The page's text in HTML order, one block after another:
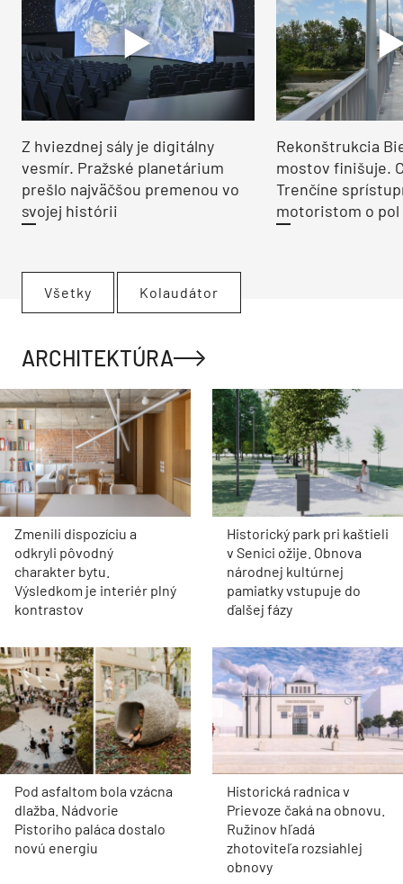
Z hviezdnej sály je digitálny
vesmír. Pražské planetárium
prešlo najväčšou premenou vo
svojej histórii
Rekonštrukcia
mostov finišuje.
Trenčíne
motoristom o pol
Všetky Kolaudátor
ARCHITEKTÚRA
Zmenili dispozíciu a
odkryli pôvodný
charakter bytu.
Výsledkom je interiér plný
kontrastov
Historický park pri kaštieli
v Senici ožije. Obnova
národnej kultúrnej
pamiatky vstupuje do
ďalšej fázy
Pod asfaltom bola vzácna
dlažba. Nádvorie
Pistoriho paláca dostalo
novú energiu
Historická radnica v
Prievoze čaká na obnovu.
Ružinov hľadá
zhotoviteľa rozsiahlej
obnovy